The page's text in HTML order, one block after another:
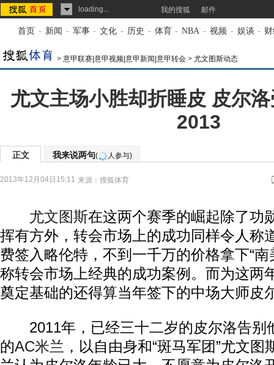
loading... 我的搜狐 邮件
首页 - 新闻 - 军事 - 文化 - 历史 - 体育 - NBA - 视频 - 娱谈 -
> 意甲联赛|意甲视频|意甲新闻|意甲转会 > 尤文图斯动态
尤文主场小胜却折睡皮 皮尔
2013
正文 我来说两句( 人参与)
2013年12月04日15:11 来源： 搜狐体育
尤文图斯在这两个赛季的崛起除了功
挥有方外，转会市场上的成功同样令人称
费签入略伦特，不到一千万的价格拿下“南
称转会市场上经典的成功案例。而为这两
奠定基础的还得算当年签下的中场大师皮
2011年，已经三十二岁的皮尔洛告别
的AC米兰 ，以自由身和“斑马军团”尤文